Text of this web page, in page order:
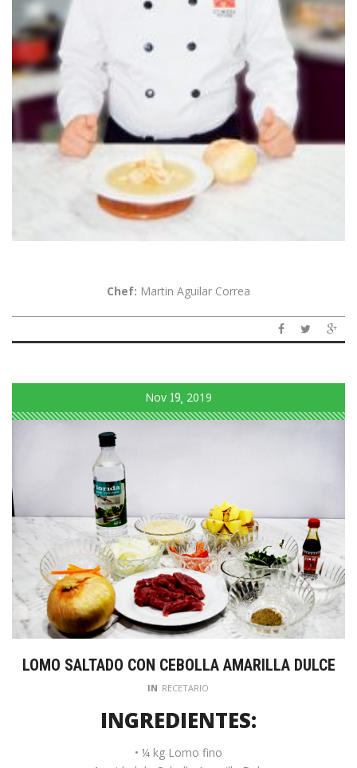
Chef: Martin Aguilar Correa
Nov 19 2019
LOMO SALTADO CON CEBOLLA AMARILLA DULCE
IN RECETARIO
INGREDIENTES:
• ¼ kg Lomo fino